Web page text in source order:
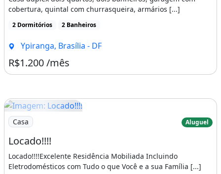
cobertura, quintal com churrasqueira, armários [...]
2 Dormitórios 2 Banheiros
Ypiranga, Brasília - DF
R$1.200 /mês
Imagem: Locado!!!!
Casa Aluguel
Locado!!!!
Locado!!!!Excelente Residência Mobiliada Incluindo
Eletrodomésticos com Tudo o que Você e a sua Família [...]